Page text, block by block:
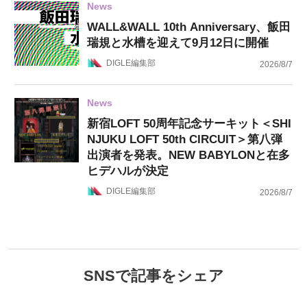
News
WALL&WALL 10th Anniversary、飯田
瑞規と水槽を迎えて9月12日に開催
DIGLE編集部 2026/8/7
News
新宿LOFT 50周年記念サーキット＜SHI
NJUKU LOFT 50th CIRCUIT＞第八弾
出演者を発表。NEW BABYLONと在多
ヒデハルが決定
DIGLE編集部 2026/8/7
SNSで記事をシェア